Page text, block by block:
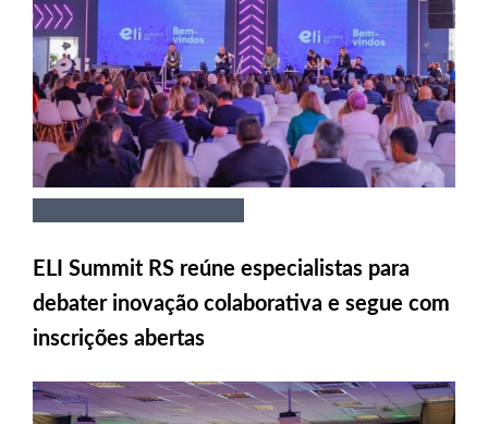
ELI Summit RS reúne especialistas para
debater inovação colaborativa e segue com
inscrições abertas